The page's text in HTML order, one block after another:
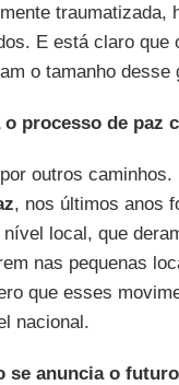
traumatizada,
E está claro que
o tamanho desse
processo de paz
outros caminhos.
, nos últimos anos
local, que
nas pequenas
que esses
nacional.
se anuncia o